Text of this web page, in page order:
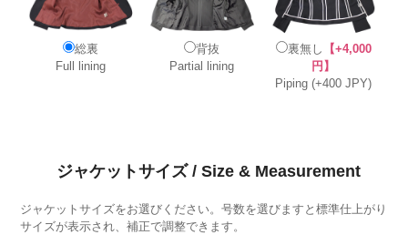
総裏
Full lining
背抜
Partial lining
裏無し
【+4,000
円】
Piping (+400 JPY)
ジャケットサイズ / Size & Measurement
ジャケットサイズをお選びください。号数を選びますと標準仕上がり
サイズが表示され、補正で調整できます。